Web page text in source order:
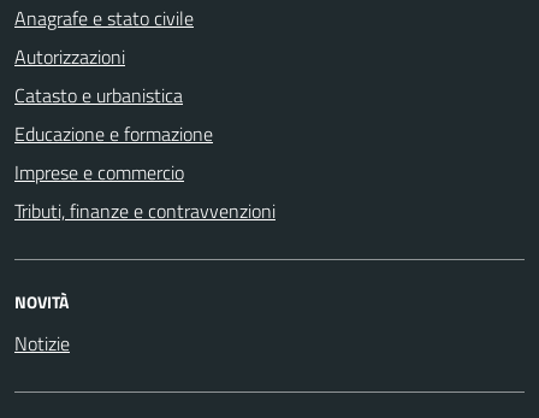
Anagrafe e stato civile
Autorizzazioni
Catasto e urbanistica
Educazione e formazione
Imprese e commercio
Tributi, finanze e contravvenzioni
NOVITÀ
Notizie